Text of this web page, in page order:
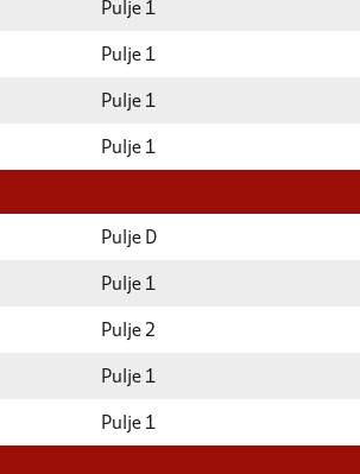
Pulje 1
Pulje 1
Pulje 1
Pulje 1
Pulje D
Pulje 1
Pulje 2
Pulje 1
Pulje 1